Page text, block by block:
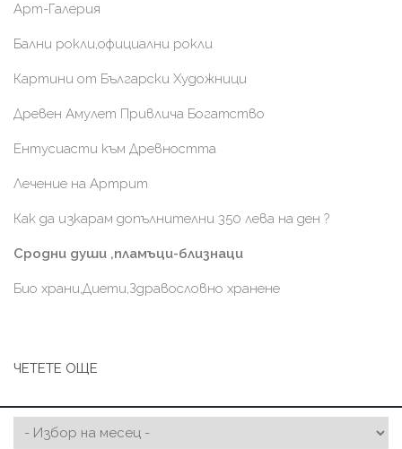
Арт-Галерия
Бални рокли,официални рокли
Картини от Български Художници
Древен Амулет Привлича Богатство
Ентусиасти към Древността
Лечение на Артрит
Как да изкарам допълнителни 350 лева на ден ?
Сродни души ,пламъци-близнаци
Био храни,Диети,Здравословно хранене
ЧЕТЕТЕ ОЩЕ